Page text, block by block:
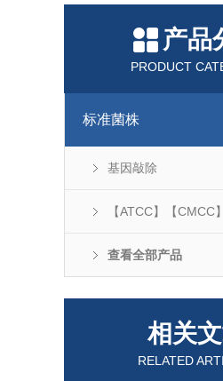
产品
PRODUCT
标准菌株
基因敲除
查看全部产品
相关
RELATED